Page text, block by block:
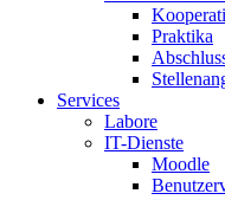
Praktika
Services
Labore
IT-Dienste
Moodle